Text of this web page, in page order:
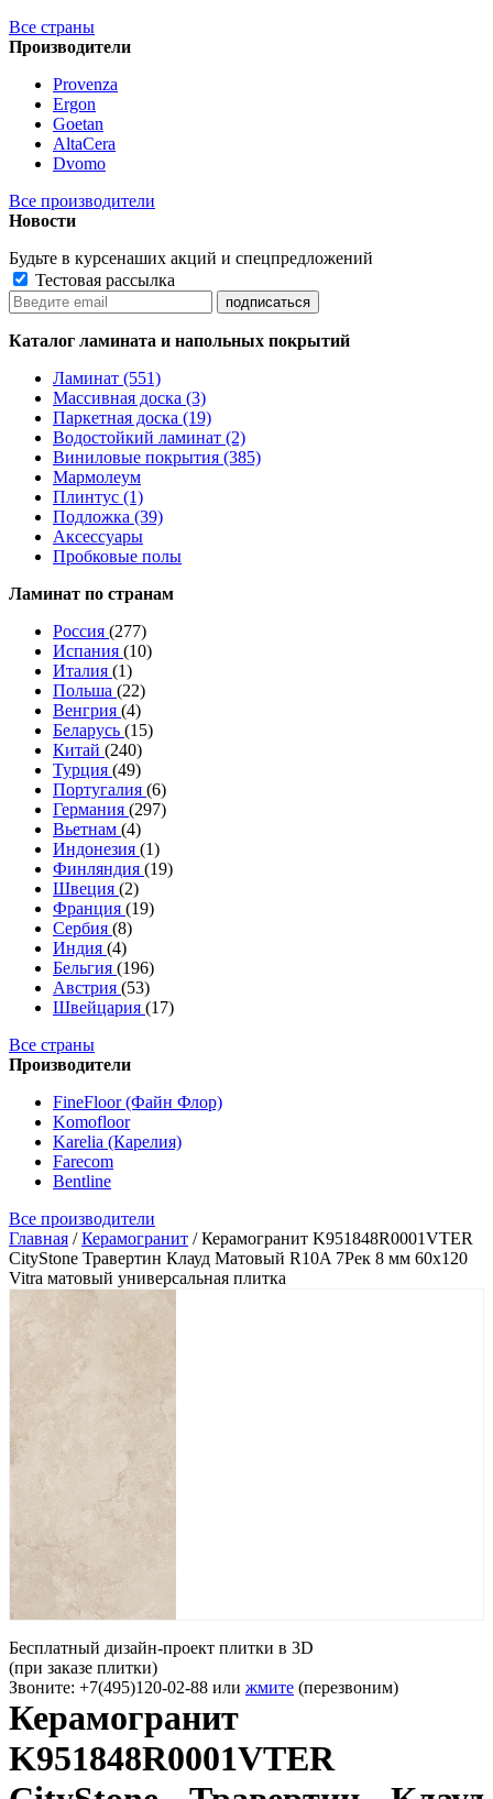
Все страны
Производители
Provenza
Ergon
Goetan
AltaСera
Dvomo
Все производители
Новости
Будьте в курсенаших акций и спецпредложений
Тестовая рассылка
Каталог ламината и напольных покрытий
Ламинат (551)
Массивная доска (3)
Паркетная доска (19)
Водостойкий ламинат (2)
Виниловые покрытия (385)
Мармолеум
Плинтус (1)
Подложка (39)
Аксессуары
Пробковые полы
Ламинат по странам
Россия (277)
Испания (10)
Италия (1)
Польша (22)
Венгрия (4)
Беларусь (15)
Китай (240)
Турция (49)
Португалия (6)
Германия (297)
Вьетнам (4)
Индонезия (1)
Финляндия (19)
Швеция (2)
Франция (19)
Сербия (8)
Индия (4)
Бельгия (196)
Австрия (53)
Швейцария (17)
Все страны
Производители
FineFloor (Файн Флор)
Komofloor
Karelia (Карелия)
Farecom
Bentline
Все производители
Главная /Керамогранит /Керамогранит K951848R0001VTER
CityStone Травертин Клауд Матовый R10A 7Рек 8 мм 60х120
Vitra матовый универсальная плитка
Бесплатный дизайн-проект плитки в 3D
(при заказе плитки)
Звоните: +7(495)120-02-88 или жмите (перезвоним)
Керамогранит
K951848R0001VTER